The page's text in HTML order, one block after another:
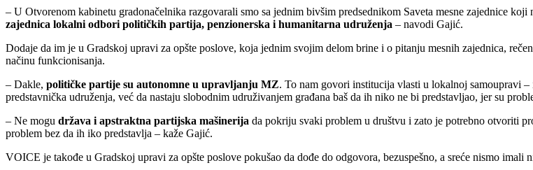
– U Otvorenom kabinetu gradonačelnika razgovarali smo sa jednim bivšim predsednikom Saveta mesne zajednice koji
zajednica lokalni odbori političkih partija, penzionerska i humanitarna udruženja – navodi Gajić.
Dodaje da im je u Gradskoj upravi za opšte poslove, koja jednim svojim delom brine i o pitanju mesnih zajednica,
načinu funkcionisanja.
– Dakle, političke partije su autonomne u upravljanju MZ. To nam govori institucija vlasti u lokalnoj samoupravi –
predstavnička udruženja, već da nastaju slobodnim udruživanjem građana baš da ih niko ne bi predstavljao, jer su
– Ne mogu država i apstraktna partijska mašinerija da pokriju svaki problem u društvu i zato je potrebno otvoriti
problem bez da ih iko predstavlja – kaže Gajić.
VOICE je takođe u Gradskoj upravi za opšte poslove pokušao da dođe do odgovora, bezuspešno, a sreće nismo imali